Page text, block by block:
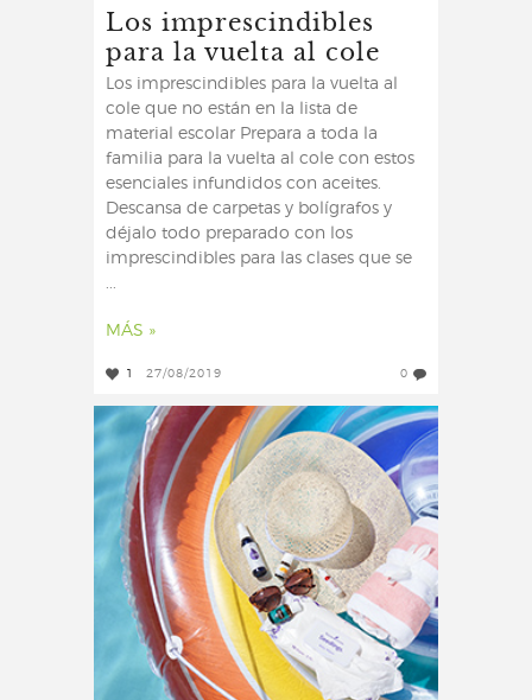
Los imprescindibles
para la vuelta al cole
Los imprescindibles para la vuelta al
cole que no están en la lista de
material escolar Prepara a toda la
familia para la vuelta al cole con estos
esenciales infundidos con aceites.
Descansa de carpetas y bolígrafos y
déjalo todo preparado con los
imprescindibles para las clases que se
...
MÁS »
1 27/08/2019 0